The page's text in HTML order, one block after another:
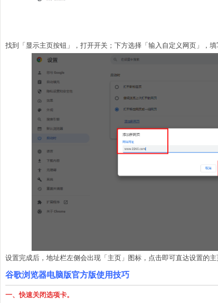
找到「显示主页按钮」，打开开关；下方选择「输入自定义网页」，
设置完成后，地址栏左侧会出现「主页」图标，点击即可直达设置的主
谷歌浏览器电脑版官方版使用技巧
一、快速关闭选项卡。